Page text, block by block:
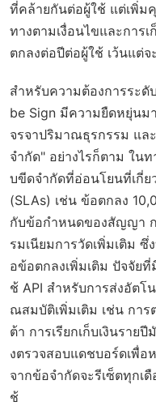
ที่คล้ายกันต่อผู้ใช้ แต่เพิ่ม
ทางตามเงื่อนไขและการ
ตกลงต่อปีต่อผู้ใช้ เว้นแต่จ
สำหรับความต้องการระดั
be Sign มีความยืดหยุ่นม
จรจาปริมาณธุรกรรม แล
จำกัด" อย่างไรก็ตาม ใน
บขีดจำกัดที่อ่อนโยนที่เกี่ย
(SLAs) เช่น ข้อตกลง
กับข้อกำหนดของสัญญา ก
รมเนียมการวัดเพิ่มเติม
อข้อตกลงเพิ่มเติม ปัจจัย
ช้ API สำหรับการส่งอัตโ
ณสมบัติเพิ่มเติม เช่น กา
ต้า การเรียกเก็บเงินราย
งตรวจสอบแดชบอร์ดเพื่อ
จากข้อจำกัดจะรีเซ็ตทุกเ
ช้